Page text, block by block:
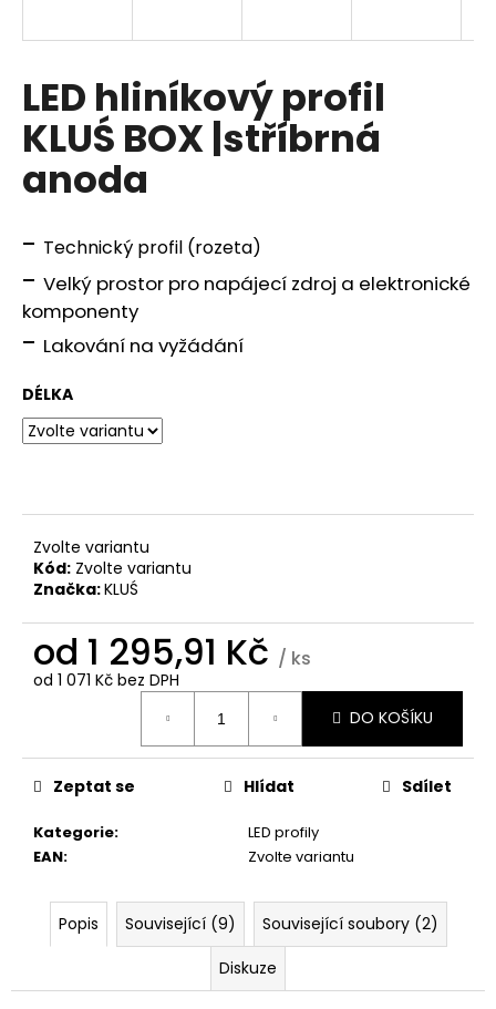
LED hliníkový profil
KLUŚ BOX |stříbrná
anoda
- Technický profil (rozeta)
- Velký prostor pro napájecí zdroj a elektronické
komponenty
- Lakování na vyžádání
DÉLKA
Zvolte variantu
Kód: Zvolte variantu
Značka:KLUŚ
od 1 295,91 Kč / ks
od 1 071 Kč bez DPH
DO KOŠÍKU
Kategorie:
LED profily
EAN: Zvolte variantu
Zeptat se Hlídat Sdílet
Popis Související (9)
Související soubory (2)
Diskuze
í
t
?
HLEDAT
D
p
o
r
u
e
m
e